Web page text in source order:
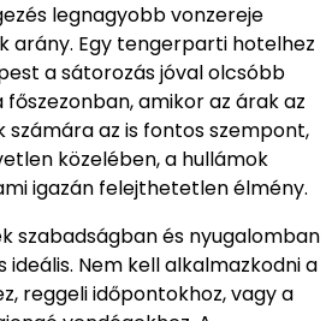
legnagyobb vonzereje
arány. Egy tengerparti hotelhez
a sátorozás jóval olcsóbb
amikor az árak az
számára az is fontos szempont,
közelében, a hullámok
igazán felejthetetlen élmény.
szabadságban és nyugalomban
ideális. Nem kell alkalmazkodni a
reggeli időpontokhoz, vagy a